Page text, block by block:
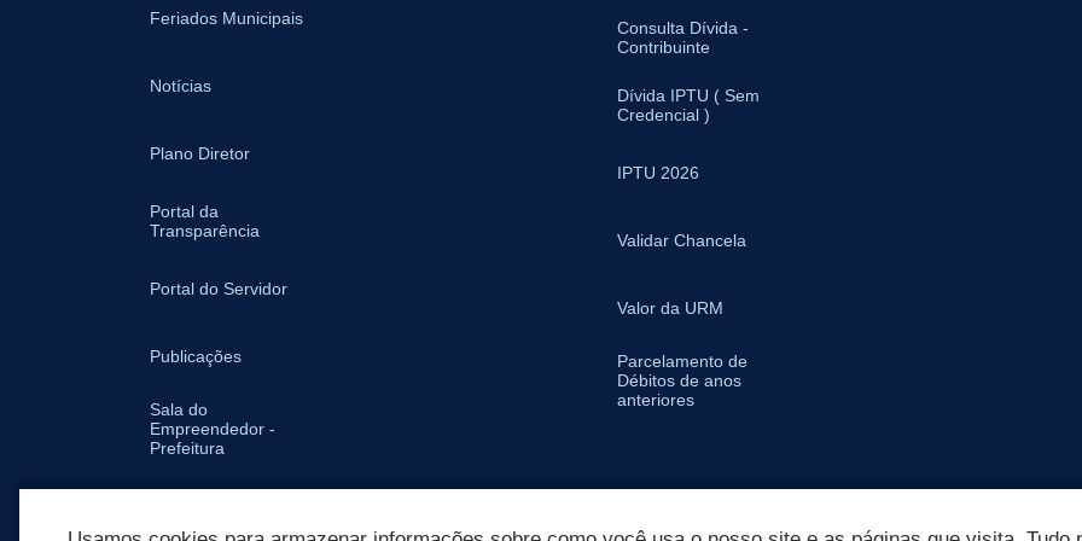
Feriados Municipais
Notícias
Plano Diretor
Portal da
Transparência
Portal do Servidor
Publicações
Sala do
Empreendedor -
Prefeitura
Consulta Dívida -
Contribuinte
Dívida IPTU ( Sem
Credencial )
IPTU 2026
Validar Chancela
Valor da URM
Parcelamento de
Débitos de anos
anteriores